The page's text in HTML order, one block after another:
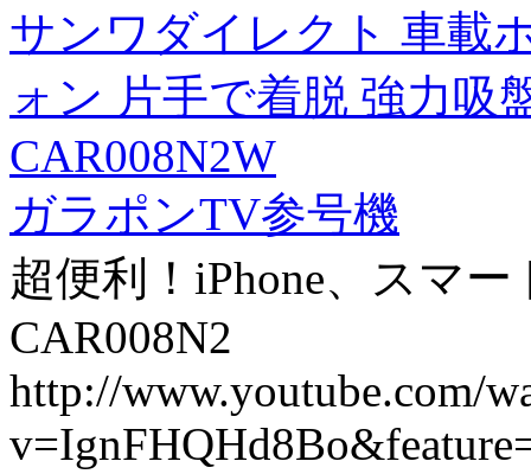
サンワダイレクト 車載
ォン 片手で着脱 強力吸
CAR008N2W
ガラポンTV参号機
超便利！iPhone、スマ
CAR008N2
http://www.youtube.com/